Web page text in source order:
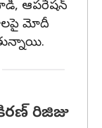
ఆపరేషన్
మోదీ
రిజిజు